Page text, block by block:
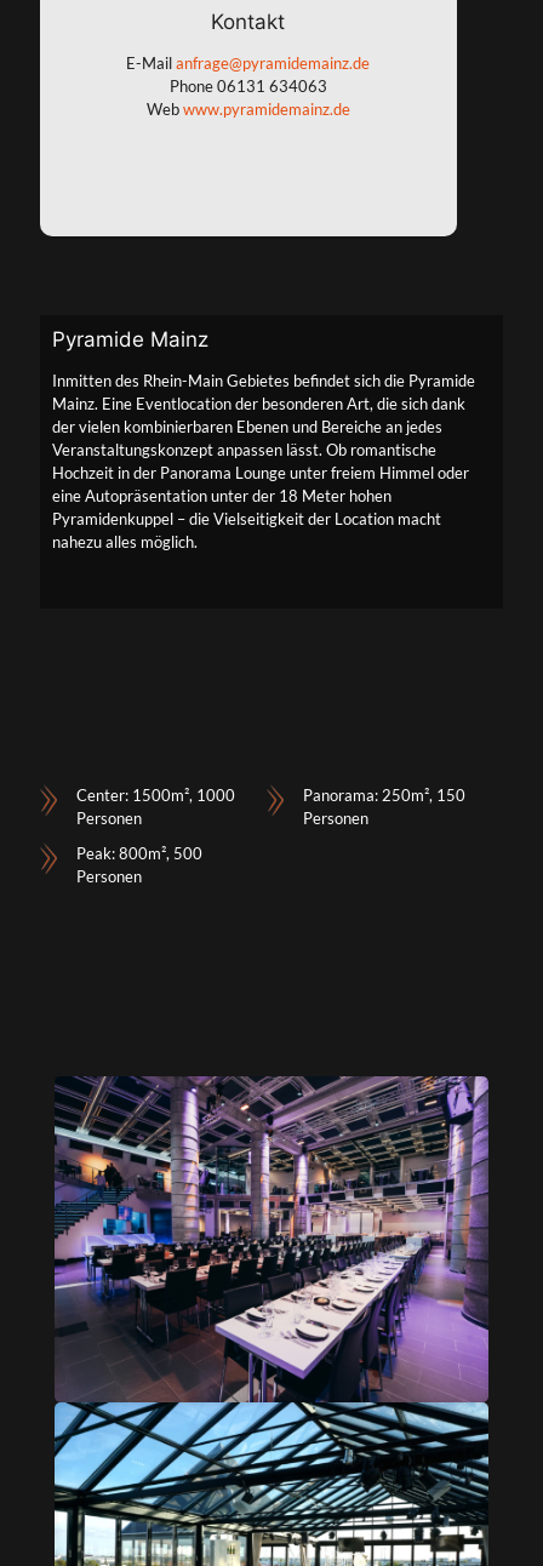
Kontakt
E-Mailanfrage@pyramidemainz.de
Phone06131 634063
Webwww.pyramidemainz.de
Pyramide Mainz
Inmitten des Rhein-Main Gebietes befindet sich die Pyramide
Mainz. Eine Eventlocation der besonderen Art, die sich dank
der vielen kombinierbaren Ebenen und Bereiche an jedes
Veranstaltungskonzept anpassen lässt. Ob romantische
Hochzeit in der Panorama Lounge unter freiem Himmel oder
eine Autopräsentation unter der 18 Meter hohen
Pyramidenkuppel – die Vielseitigkeit der Location macht
nahezu alles möglich.
Center: 1500m², 1000
Personen
Peak: 800m², 500
Personen
Panorama: 250m², 150
Personen